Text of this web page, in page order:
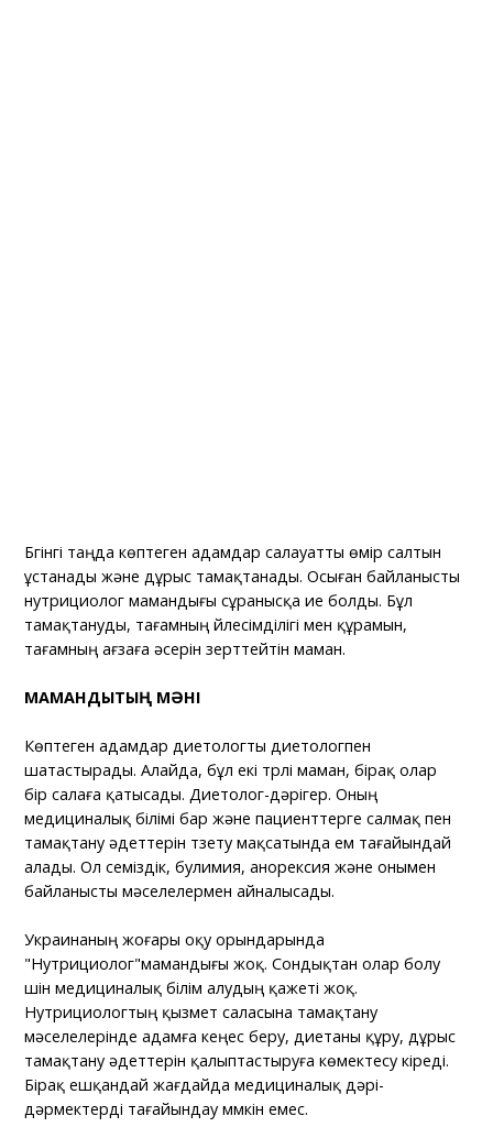
Бүгінгі таңда көптеген адамдар салауатты өмір салтын
ұстанады және дұрыс тамақтанады. Осыған байланысты
нутрициолог мамандығы сұранысқа ие болды. Бұл
тамақтануды, тағамның үйлесімділігі мен құрамын,
тағамның ағзаға әсерін зерттейтін маман.
МАМАНДЫҚТЫҢ МӘНІ
Көптеген адамдар диетологты диетологпен
шатастырады. Алайда, бұл екі түрлі маман, бірақ олар
бір салаға қатысады. Диетолог-дәрігер. Оның
медициналық білімі бар және пациенттерге салмақ пен
тамақтану әдеттерін түзету мақсатында ем тағайындай
алады. Ол семіздік, булимия, анорексия және онымен
байланысты мәселелермен айналысады.
Украинаның жоғары оқу орындарында
"Нутрициолог"мамандығы жоқ. Сондықтан олар болу
үшін медициналық білім алудың қажеті жоқ.
Нутрициологтың қызмет саласына тамақтану
мәселелерінде адамға кеңес беру, диетаны құру, дұрыс
тамақтану әдеттерін қалыптастыруға көмектесу кіреді.
Бірақ ешқандай жағдайда медициналық дәрі-
дәрмектерді тағайындау мүмкін емес.